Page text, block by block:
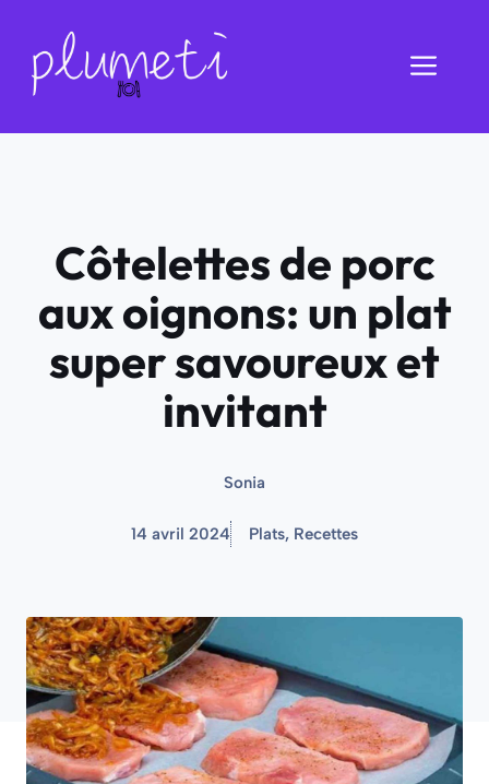
contenu
Côtelettes de porc
aux oignons: un plat
super savoureux et
invitant
Sonia
14 avril 2024 Plats, Recettes